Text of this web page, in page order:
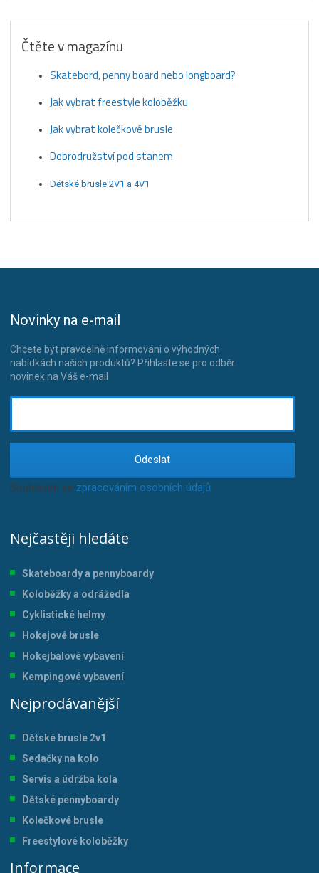
Čtěte v magazínu
Skatebord, penny board nebo longboard?
Jak vybrat freestyle koloběžku
Jak vybrat kolečkové brusle
Dobrodružství pod stanem
Dětské brusle 2V1 a 4V1
Novinky na e-mail
Chcete být pravdelně informováni o výhodných
nabídkách našich produktů? Přihlaste se pro odběr
novinek na Váš e-mail
Odeslat
Souhlasím se zpracováním osobních údajů.
Nejčastěji hledáte
Skateboardy a pennyboardy
Koloběžky a odrážedla
Cyklistické helmy
Hokejové brusle
Hokejbalové vybavení
Kempingové vybavení
Nejprodávanější
Dětské brusle 2v1
Sedačky na kolo
Servis a údržba kola
Dětské pennyboardy
Kolečkové brusle
Freestylové koloběžky
Informace